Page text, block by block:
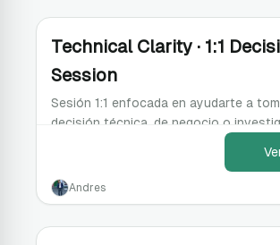
Technical Clarity · 1:1
Session
Sesión 1:1 enfocada en ayudarte a
decisión técnica, de negocio o
definir tu siguiente paso concreto.
Andres